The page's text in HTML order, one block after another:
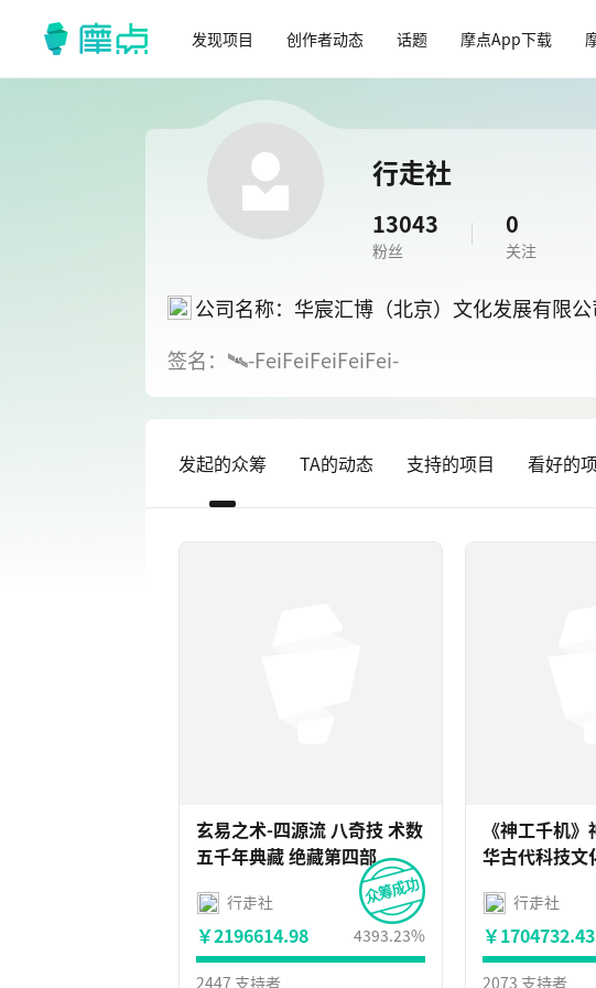
发现项目 创作者动态 话题 摩点App下载
行走社
13043
粉丝
0
关注
公司名称：华宸汇博（北京）文化发展有限公
签名：🛰️-FeiFeiFeiFeiFei-
发起的众筹 TA的动态 支持的项目 看好的
玄易之术-四源流 八奇技 术数
五千年典藏 绝藏第四部
行走社
￥2196614.98 4393.23%
2447 支持者
《神工千机
华古代科技文
行走社
￥1704732.43
2073 支持者